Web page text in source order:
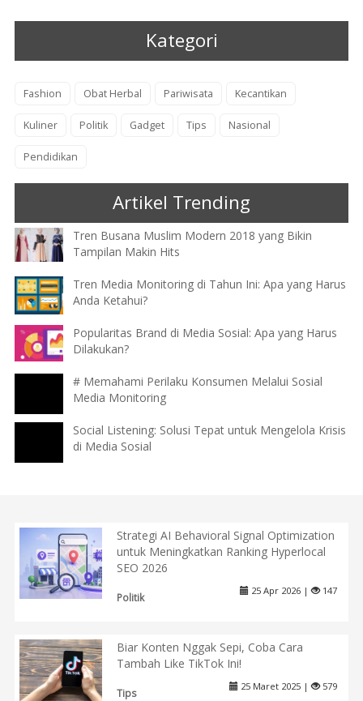
Kategori
Fashion Obat Herbal Pariwisata Kecantikan
Kuliner Politik Gadget Tips Nasional
Pendidikan
Artikel Trending
Tren Busana Muslim Modern 2018 yang Bikin
Tampilan Makin Hits
Tren Media Monitoring di Tahun Ini: Apa yang Harus
Anda Ketahui?
Popularitas Brand di Media Sosial: Apa yang Harus
Dilakukan?
# Memahami Perilaku Konsumen Melalui Sosial
Media Monitoring
Social Listening: Solusi Tepat untuk Mengelola Krisis
di Media Sosial
Strategi AI Behavioral Signal Optimization
untuk Meningkatkan Ranking Hyperlocal
SEO 2026
Politik
25 Apr 2026 | 147
Biar Konten Nggak Sepi, Coba Cara
Tambah Like TikTok Ini!
Tips
25 Maret 2025 | 579